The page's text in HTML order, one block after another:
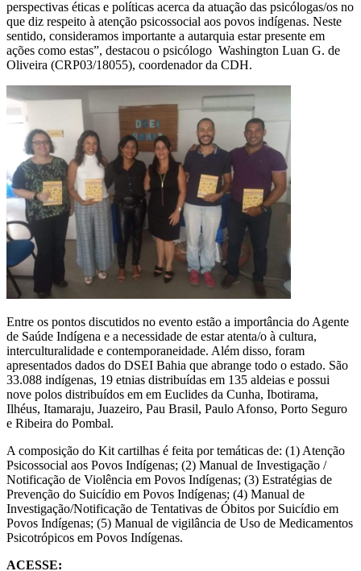
perspectivas éticas e políticas acerca da atuação das psicólogas/os no
que diz respeito à atenção psicossocial aos povos indígenas. Neste
sentido, consideramos importante a autarquia estar presente em
ações como estas”, destacou o psicólogo Washington Luan G. de
Oliveira (CRP03/18055), coordenador da CDH.
Entre os pontos discutidos no evento estão a importância do Agente
de Saúde Indígena e a necessidade de estar atenta/o à cultura,
interculturalidade e contemporaneidade. Além disso, foram
apresentados dados do DSEI Bahia que abrange todo o estado. São
33.088 indígenas, 19 etnias distribuídas em 135 aldeias e possui
nove polos distribuídos em em Euclides da Cunha, Ibotirama,
Ilhéus, Itamaraju, Juazeiro, Pau Brasil, Paulo Afonso, Porto Seguro
e Ribeira do Pombal.
A composição do Kit cartilhas é feita por temáticas de: (1) Atenção
Psicossocial aos Povos Indígenas; (2) Manual de Investigação /
Notificação de Violência em Povos Indígenas; (3) Estratégias de
Prevenção do Suicídio em Povos Indígenas; (4) Manual de
Investigação/Notificação de Tentativas de Óbitos por Suicídio em
Povos Indígenas; (5) Manual de vigilância de Uso de Medicamentos
Psicotrópicos em Povos Indígenas.
ACESSE: